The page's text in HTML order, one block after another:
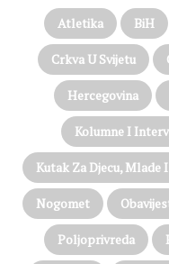
Atletika BiH
Crkva U Svijetu
Hercegovina
Kolumne I
Kutak Za Djecu, Mlade
Nogomet
Poljoprivreda